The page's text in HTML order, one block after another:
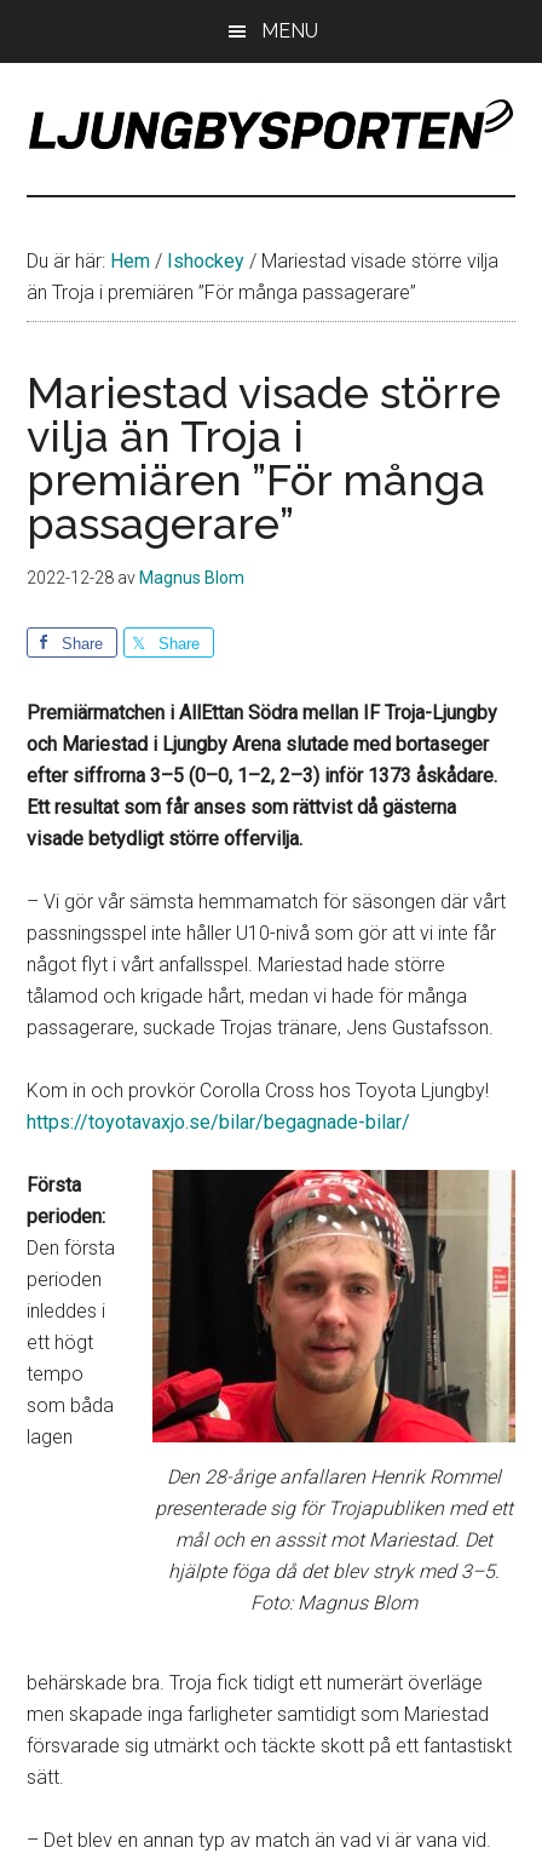
primära
sidofältet
MENU
LjungbySporten
om
Troja
Ljungby
Du är här: Hem / Ishockey / Mariestad visade större vilja
än Troja i premiären ”För många passagerare”
Mariestad visade större
vilja än Troja i
premiären ”För många
passagerare”
2022-12-28 av Magnus Blom
Share Share
Premiärmatchen i AllEttan Södra mellan IF Troja-Ljungby
och Mariestad i Ljungby Arena slutade med bortaseger
efter siffrorna 3–5 (0–0, 1–2, 2–3) inför 1373 åskådare.
Ett resultat som får anses som rättvist då gästerna
visade betydligt större offervilja.
– Vi gör vår sämsta hemmamatch för säsongen där vårt
passningsspel inte håller U10-nivå som gör att vi inte får
något flyt i vårt anfallsspel. Mariestad hade större
tålamod och krigade hårt, medan vi hade för många
passagerare, suckade Trojas tränare, Jens Gustafsson.
Kom in och provkör Corolla Cross hos Toyota Ljungby!
https://toyotavaxjo.se/bilar/begagnade-bilar/
Den 28-årige anfallaren Henrik Rommel
presenterade sig för Trojapubliken med ett
mål och en asssit mot Mariestad. Det
hjälpte föga då det blev stryk med 3–5.
Foto: Magnus Blom
Första
perioden:
Den första
perioden
inleddes i
ett högt
tempo
som båda
lagen
behärskade bra. Troja fick tidigt ett numerärt överläge
men skapade inga farligheter samtidigt som Mariestad
försvarade sig utmärkt och täckte skott på ett fantastiskt
sätt.
– Det blev en annan typ av match än vad vi är vana vid.